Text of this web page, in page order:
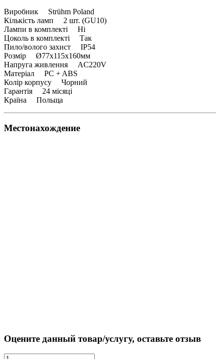
Виробник Strühm Poland
Кількість ламп 2 шт. (GU10)
Лампи в комплекті Ні
Цоколь в комплекті Так
Пило/волого захист IP54
Розмір Ø77х115х160мм
Напруга живлення AC220V
Матеріал PC + ABS
Колір корпусу Чорний
Гарантія 24 місяці
Країна Польща
Местонахождение
Оцените данный товар/услугу, оставьте отзыв